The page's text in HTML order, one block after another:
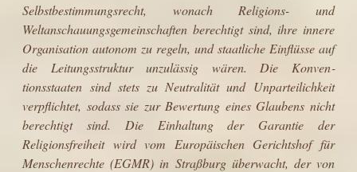
Selbstbestimmungsrecht, wonach Religions- und
Weltanschauungs­gemeinschaften berechtigt sind, ihre innere
Organisation autonom zu regeln, und staatliche Einflüsse auf
die Leitungsstruktur unzulässig wären. Die Konven­
tionsstaaten sind stets zu Neutralität und Unparteilichkeit
verpflichtet, sodass sie zur Bewertung eines Glaubens nicht
berechtigt sind. Die Einhaltung der Garantie der
Religionsfreiheit wird vom Europäischen Gerichtshof für
Menschenrechte (EGMR) in Straßburg überwacht, der von